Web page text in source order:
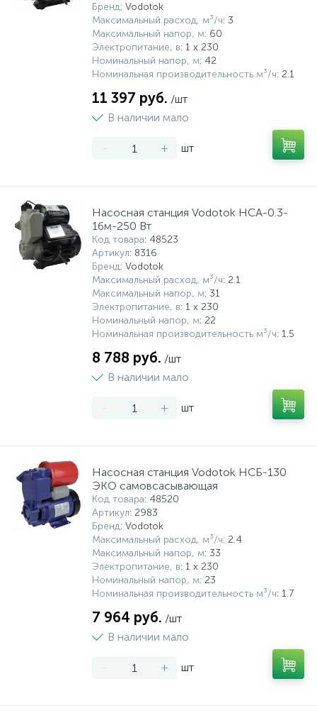
Бренд: Vodotok
Максимальный расход, м³/ч: 3
Максимальный напор, м: 60
Электропитание, в: 1 x 230
Номинальный напор, м: 42
Номинальная производительность м³/ч: 2.1
11 397 руб. /шт
В наличии мало
- + шт
Насосная станция Vodotok НСА-0.3-
16м-250 Вт
Код товара: 48523
Артикул: 8316
Бренд: Vodotok
Максимальный расход, м³/ч: 2.1
Максимальный напор, м: 31
Электропитание, в: 1 x 230
Номинальный напор, м: 22
Номинальная производительность м³/ч: 1.5
8 788 руб. /шт
В наличии мало
- + шт
Насосная станция Vodotok НСБ-130
ЭКО самовсасывающая
Код товара: 48520
Артикул: 2983
Бренд: Vodotok
Максимальный расход, м³/ч: 2.4
Максимальный напор, м: 33
Электропитание, в: 1 x 230
Номинальный напор, м: 23
Номинальная производительность м³/ч: 1.7
7 964 руб. /шт
В наличии мало
- + шт